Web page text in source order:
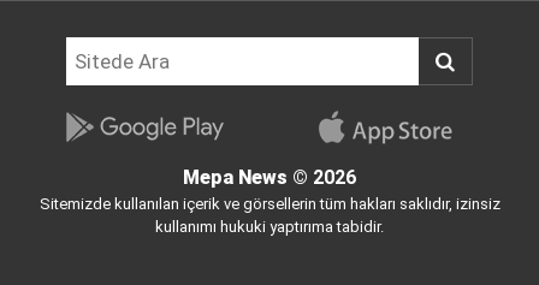
Mepa News © 2026
Sitemizde kullanılan içerik ve görsellerin tüm hakları saklıdır, izinsiz
kullanımı hukuki yaptırıma tabidir.